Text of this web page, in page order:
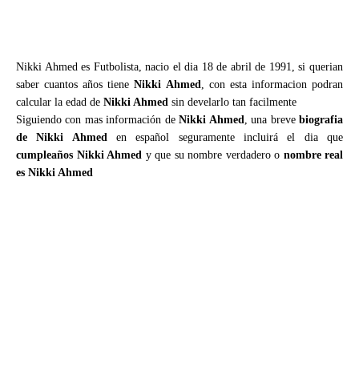
Nikki Ahmed es Futbolista, nacio el dia 18 de abril de 1991, si querian
saber cuantos años tieneNikki Ahmed, con esta informacion podran
calcular la edad de Nikki Ahmed sin develarlo tan facilmente
Siguiendo con mas información deNikki Ahmed, una brevebiografia
de Nikki Ahmeden español seguramente incluirá el dia que
cumpleaños Nikki Ahmed y que su nombre verdadero o nombre real
es Nikki Ahmed